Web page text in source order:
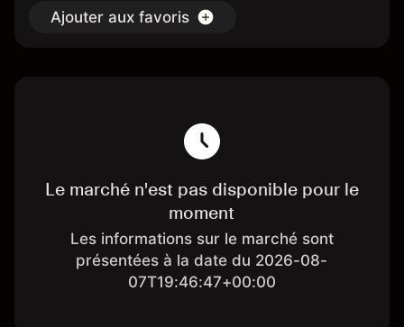
Ajouter aux favoris
Le marché n'est pas disponible pour le
moment
Les informations sur le marché sont
présentées à la date du 2026-08-
07T19:46:47+00:00